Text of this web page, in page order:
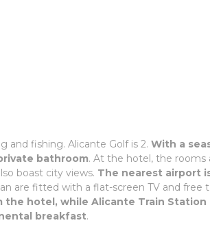
and fishing. Alicante Golf is 2. With a
bathroom. At the hotel, the rooms
boast city views. The nearest airport
are fitted with a flat-screen TV and free
the hotel, while Alicante Train Station
breakfast.